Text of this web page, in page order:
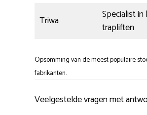
Triwa
Specialist in
trapliften
Opsomming van de meest populaire
fabrikanten.
Veelgestelde vragen met